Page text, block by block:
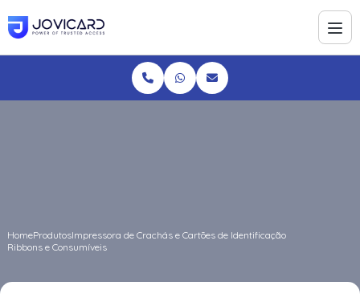
HomeProdutosImpressora de Crachás e Cartões de Identificação
Ribbons e Consumíveis